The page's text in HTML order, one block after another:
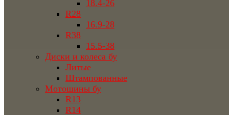
18.4-26
R28
16.9-28
R38
15.5-38
Диски и колеса бу
Литые
Штампованные
Мотошины бу
R13
R14